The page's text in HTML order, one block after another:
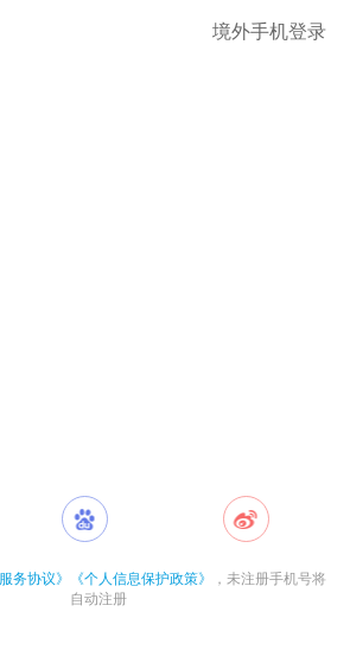
境外手机登录
服务协议》 《个人信息保护政策》
，未注册手机号将
自动注册